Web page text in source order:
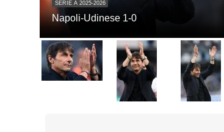
SERIE A 2025-2026
Napoli-Udinese 1-0